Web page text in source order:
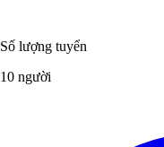
Số lượng tuyển
10 người